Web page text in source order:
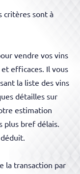
critères sont à
vendre vos vins
efficaces. Il vous
la liste des vins
détailles sur
estimation
plus bref délais.
la transaction par